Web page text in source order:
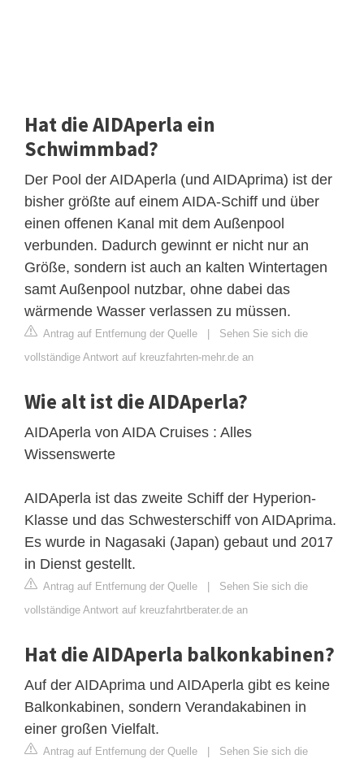
Hat die AIDAperla ein
Schwimmbad?
Der Pool der AIDAperla (und AIDAprima) ist der
bisher größte auf einem AIDA-Schiff und über
einen offenen Kanal mit dem Außenpool
verbunden. Dadurch gewinnt er nicht nur an
Größe, sondern ist auch an kalten Wintertagen
samt Außenpool nutzbar, ohne dabei das
wärmende Wasser verlassen zu müssen.
Antrag auf Entfernung der Quelle | Sehen Sie sich die
vollständige Antwort auf kreuzfahrten-mehr.de an
Wie alt ist die AIDAperla?
AIDAperla von AIDA Cruises : Alles
Wissenswerte
AIDAperla ist das zweite Schiff der Hyperion-
Klasse und das Schwesterschiff von AIDAprima.
Es wurde in Nagasaki (Japan) gebaut und 2017
in Dienst gestellt.
Antrag auf Entfernung der Quelle | Sehen Sie sich die
vollständige Antwort auf kreuzfahrtberater.de an
Hat die AIDAperla balkonkabinen?
Auf der AIDAprima und AIDAperla gibt es keine
Balkonkabinen, sondern Verandakabinen in
einer großen Vielfalt.
Antrag auf Entfernung der Quelle | Sehen Sie sich die